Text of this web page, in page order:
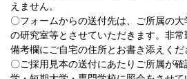
えません。
〇フォームからの送付先は、ご所属の
の研究室等とさせていただきます。非
備考欄にご自宅の住所とお書き添えくだ
〇ご採用見本の送付にあたりご所属が